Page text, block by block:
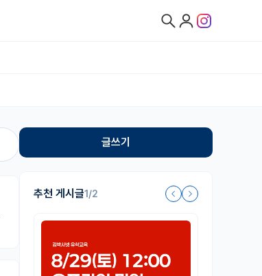
글쓰기
추천 게시글1/2